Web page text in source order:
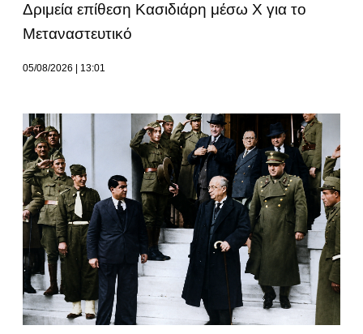
Δριμεία επίθεση Κασιδιάρη μέσω Χ για το
Μεταναστευτικό
05/08/2026 13:01